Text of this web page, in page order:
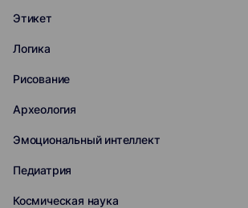
Этикет
Логика
Рисование
Археология
Эмоциональный интеллект
Педиатрия
Космическая наука